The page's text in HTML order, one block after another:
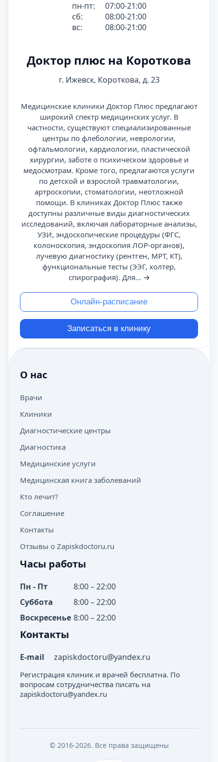
пн-пт:
07:00-21:00
сб:
08:00-21:00
вс:
08:00-21:00
Доктор плюс на Короткова
г. Ижевск, Короткова, д. 23
Медицинские клиники Доктор Плюс предлагают
широкий спектр медицинских услуг. В
частности, существуют специализированные
центры по флебологии, неврологии,
офтальмологии, кардиологии, пластической
хирургии, заботе о психическом здоровье и
медосмотрам. Кроме того, предлагаются услуги
по детской и взрослой травматологии,
артроскопии, стоматологии, неотложной
помощи. В клиниках Доктор Плюс также
доступны различные виды диагностических
исследований, включая лабораторные анализы,
УЗИ, эндоскопические процедуры (ФГС,
колоноскопия, эндоскопия ЛОР-органов),
лучевую диагностику (рентген, МРТ, КТ),
функциональные тесты (ЭЭГ, холтер,
спирография). Для... →
Онлайн-расписание
Записаться в клинику
О нас
Врачи
Клиники
Диагностические центры
Диагностика
Медицинские услуги
Медицинская книга заболеваний
Кто лечит?
Соглашение
Контакты
Отзывы о Zapiskdoctoru.ru
Часы работы
Пн - Пт
8:00 – 22:00
Суббота
8:00 – 22:00
Воскресенье 8:00 – 22:00
Контакты
E-mail zapiskdoctoru@yandex.ru
Регистрация клиник и врачей бесплатна. По
вопросам сотрудничества писать на
zapiskdoctoru@yandex.ru
© 2016-2026. Все права защищены